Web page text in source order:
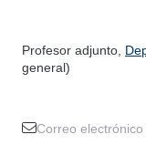
Profesor adjunto,
general)
Correo electrónico